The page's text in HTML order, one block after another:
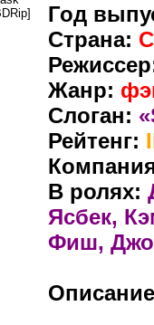
Год
Страна:
Жанр:
Слоган:
Рейтенг:
В ролях:
Ясбек,
Фиш,